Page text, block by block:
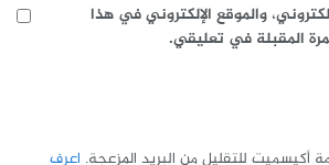
والموقع الإلكتروني في هذا
المقبلة في تعليقي.
أكيسميت للتقليل من البريد المزعجة. اعرف